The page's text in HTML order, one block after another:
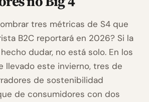
tres métricas de S4 que
B2C reportará en 2026? Si la
dudar, no está solo. En los
llevado este invierno, tres de
de sostenibilidad
de consumidores con dos